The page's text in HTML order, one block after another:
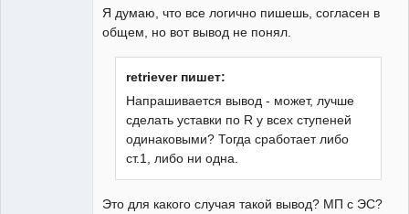
Я думаю, что все логично пишешь, согласен в
общем, но вот вывод не понял.
retriever пишет:
Напрашивается вывод - может, лучше
сделать уставки по R у всех ступеней
одинаковыми? Тогда сработает либо
ст.1, либо ни одна.
Это для какого случая такой вывод? МП с ЭС?